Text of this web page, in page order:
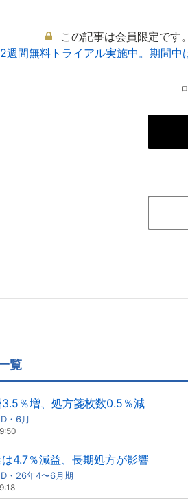
この記事は会員限定です
2週間無料トライアル実施中。期間
覧
％増、処方箋枚数0.5％減
・6月
4.7％減益、長期処方が影響
・26年4〜6月期